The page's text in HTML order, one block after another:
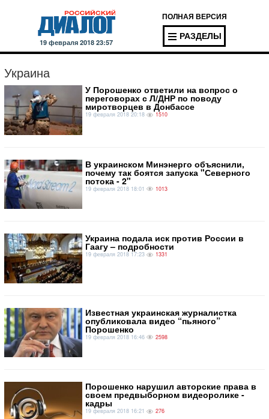
19 февраля 2018 23:57
ПОЛНАЯ ВЕРСИЯ
РАЗДЕЛЫ
Украина
У Порошенко ответили на вопрос о
переговорах с Л/ДНР по поводу
миротворцев в Донбассе
19 февраля 2018 20:18 1510
В украинском Минэнерго объяснили,
почему так боятся запуска "Северного
потока - 2"
19 февраля 2018 18:01 1013
Украина подала иск против России в
Гаагу – подробности
19 февраля 2018 17:23 1331
Известная украинская журналистка
опубликовала видео “пьяного”
Порошенко
19 февраля 2018 16:46 2598
Порошенко нарушил авторские права в
своем предвыборном видеоролике -
кадры
19 февраля 2018 16:21 276